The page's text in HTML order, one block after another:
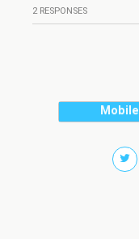
2 RESPONSES
Mobile